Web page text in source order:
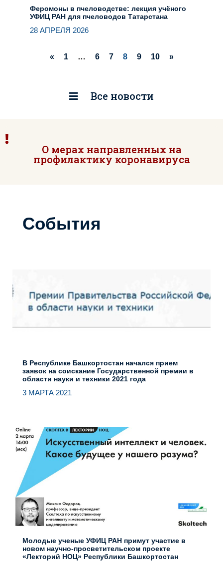
Феромоны в пчеловодстве: лекция учёного
УФИЦ РАН для пчеловодов Татарстана
28 АПРЕЛЯ 2026
« 1 … 6 7 8 9 10 »
Все новости
О мерах направленных на
профилактику коронавируса
События
В Республике Башкортостан начался прием
заявок на соискание Государственной премии в
области науки и техники 2021 года
3 МАРТА 2021
Молодые ученые УФИЦ РАН примут участие в
новом научно-просветительском проекте
«Лекторий НОЦ» Республики Башкортостан